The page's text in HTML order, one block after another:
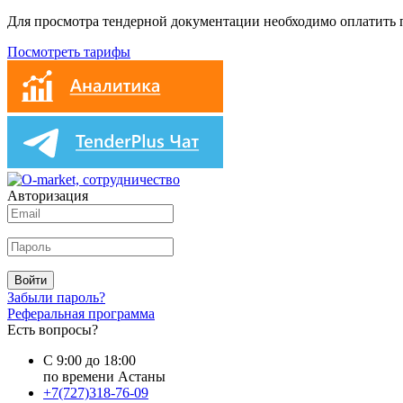
Для просмотра тендерной документации необходимо оплатить
Посмотреть тарифы
Авторизация
Войти
Забыли пароль?
Реферальная программа
Есть вопросы?
С 9:00 до 18:00
по времени Астаны
+7(727)318-76-09